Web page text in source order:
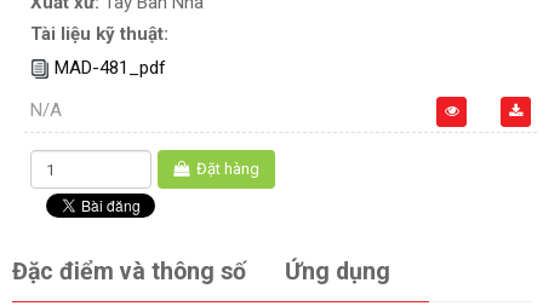
Tài liệu kỹ thuật:
MAD-481_pdf
N/A
Đặt hàng
Đặc điểm và thông số Ứng dụng